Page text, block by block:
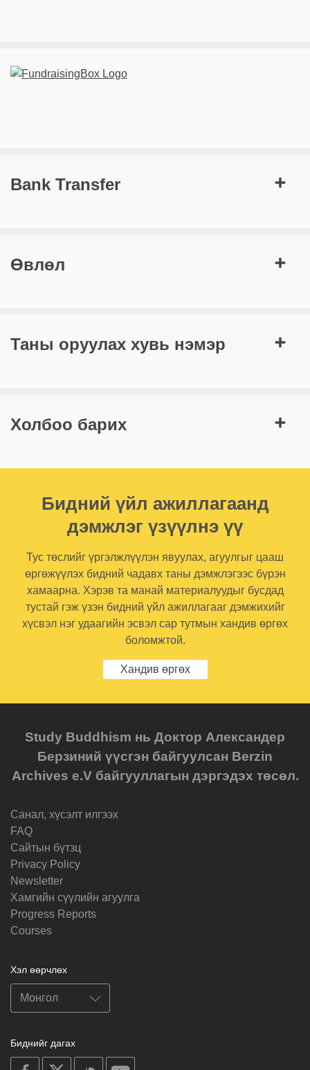
Bank Transfer
Өвлөл
Таны оруулах хувь нэмэр
Холбоо барих
Бидний үйл ажиллагаанд
дэмжлэг үзүүлнэ үү
Тус төслийг үргэлжлүүлэн явуулах, агуулгыг цааш
өргөжүүлэх бидний чадавх таны дэмжлэгээс бүрэн
хамаарна. Хэрэв та манай материалуудыг бусдад
тустай гэж үзэн бидний үйл ажиллагааг дэмжихийг
хүсвэл нэг удаагийн эсвэл сар тутмын хандив өргөх
боломжтой.
Хандив өргөх
Study Buddhism нь Доктор Александер
Берзиний үүсгэн байгуулсан Berzin
Archives e.V байгууллагын дэргэдэх төсөл.
Санал, хүсэлт илгээх
FAQ
Cайтын бүтзц
Privacy Policy
Newsletter
Хамгийн сүүлийн агуулга
Progress Reports
Courses
Хэл өөрчлөх
Биднийг дагах
on